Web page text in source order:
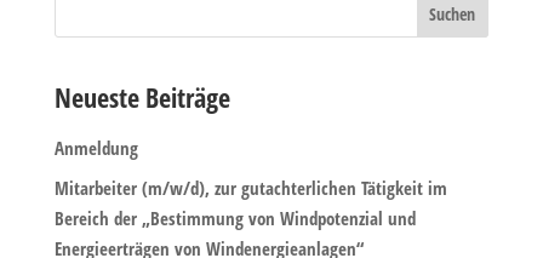
Neueste Beiträge
Anmeldung
Mitarbeiter (m/w/d), zur gutachterlichen Tätigkeit im
Bereich der „Bestimmung von Windpotenzial und
Energieerträgen von Windenergieanlagen“